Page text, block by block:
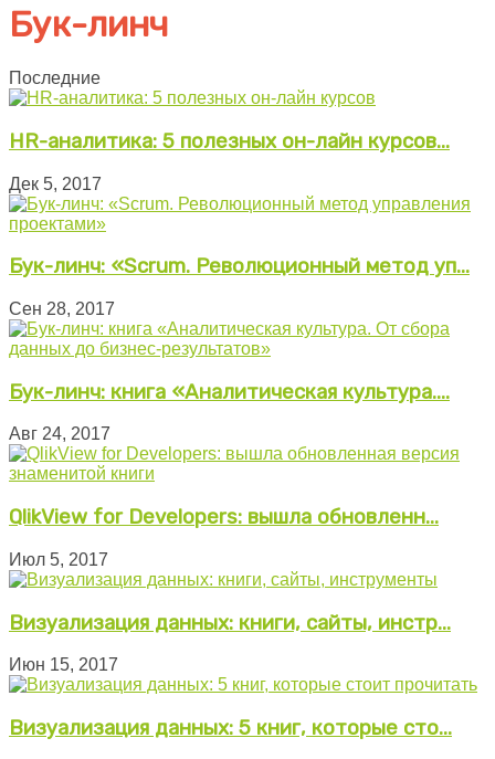
Бук-линч
Последние
HR-аналитика: 5 полезных он-лайн курсов...
Дек 5, 2017
Бук-линч: «Scrum. Революционный метод уп...
Сен 28, 2017
Бук-линч: книга «Аналитическая культура....
Авг 24, 2017
QlikView for Developers: вышла обновленн...
Июл 5, 2017
Визуализация данных: книги, сайты, инстр...
Июн 15, 2017
Визуализация данных: 5 книг, которые сто...